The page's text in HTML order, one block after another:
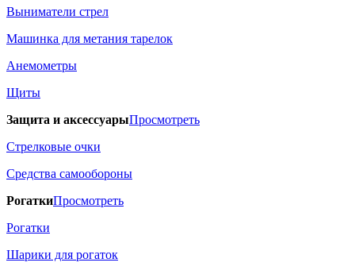
Выниматели стрел
Машинка для метания тарелок
Анемометры
Щиты
Защита и аксессуарыПросмотреть
Стрелковые очки
Средства самообороны
РогаткиПросмотреть
Рогатки
Шарики для рогаток